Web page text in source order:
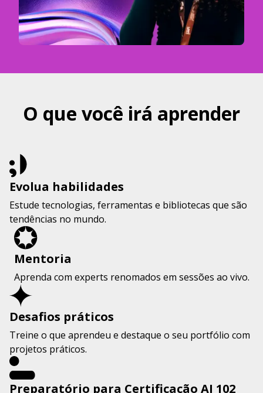
O que você irá aprender
Evolua habilidades
Estude tecnologias, ferramentas e bibliotecas que são
tendências no mundo.
Mentoria
Aprenda com experts renomados em sessões ao vivo.
Desafios práticos
Treine o que aprendeu e destaque o seu portfólio com
projetos práticos.
Preparatório para Certificação AI 102